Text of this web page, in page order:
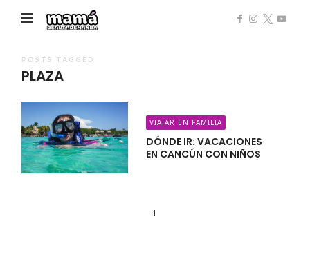
POSTS TAGGED
PLAZA
VIAJAR EN FAMILIA
DÓNDE IR: VACACIONES
EN CANCÚN CON NIÑOS
1